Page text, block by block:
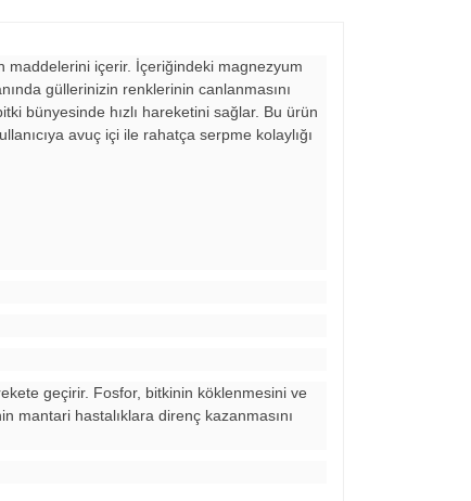
maddelerini içerir. İçeriğindeki magnezyum
güllerinizin renklerinin canlanmasını
bünyesinde hızlı hareketini sağlar. Bu ürün
avuç içi ile rahatça serpme kolaylığı
geçirir. Fosfor, bitkinin köklenmesini ve
mantari hastalıklara direnç kazanmasını